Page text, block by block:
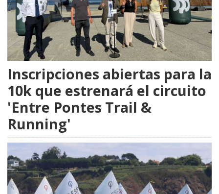
Inscripciones abiertas para la
10k que estrenará el circuito
'Entre Pontes Trail &
Running'